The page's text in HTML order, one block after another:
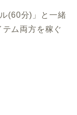
(60分)」と一緒
ム両方を稼ぐ